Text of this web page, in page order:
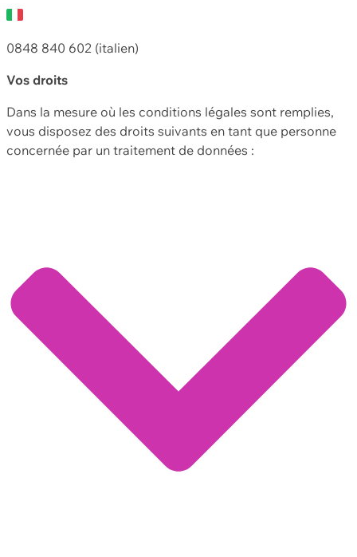
0848 840 602 (italien)
Vos droits
Dans la mesure où les conditions légales sont remplies,
vous disposez des droits suivants en tant que personne
concernée par un traitement de données :